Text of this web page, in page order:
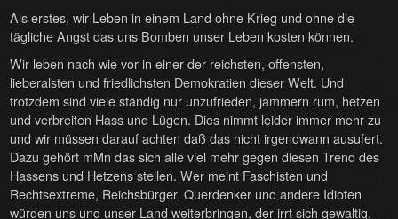
Als erstes, wir Leben in einem Land ohne Krieg und ohne die
tägliche Angst das uns Bomben unser Leben kosten können.
Wir leben nach wie vor in einer der reichsten, offensten,
lieberalsten und friedlichsten Demokratien dieser Welt. Und
trotzdem sind viele ständig nur unzufrieden, jammern rum, hetzen
und verbreiten Hass und Lügen. Dies nimmt leider immer mehr zu
und wir müssen darauf achten daß das nicht irgendwann ausufert.
Dazu gehört mMn das sich alle viel mehr gegen diesen Trend des
Hassens und Hetzens stellen. Wer meint Faschisten und
Rechtsextreme, Reichsbürger, Querdenker und andere Idioten
würden uns und unser Land weiterbringen, der irrt sich gewaltig.